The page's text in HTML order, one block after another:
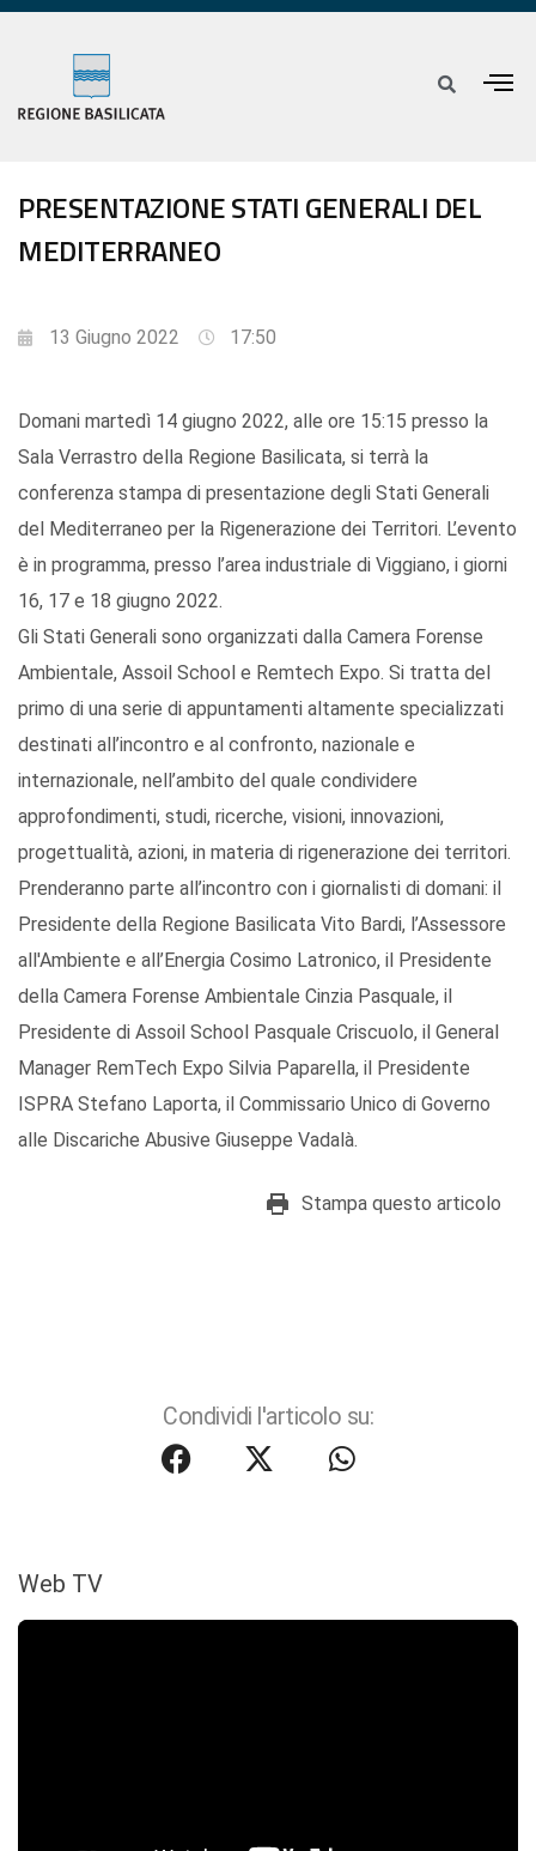
PRESENTAZIONE STATI GENERALI DEL
MEDITERRANEO
13 Giugno 2022 17:50
Domani martedì 14 giugno 2022, alle ore 15:15 presso la
Sala Verrastro della Regione Basilicata, si terrà la
conferenza stampa di presentazione degli Stati Generali
del Mediterraneo per la Rigenerazione dei Territori. L’evento
è in programma, presso l’area industriale di Viggiano, i giorni
16, 17 e 18 giugno 2022.
Gli Stati Generali sono organizzati dalla Camera Forense
Ambientale, Assoil School e Remtech Expo. Si tratta del
primo di una serie di appuntamenti altamente specializzati
destinati all’incontro e al confronto, nazionale e
internazionale, nell’ambito del quale condividere
approfondimenti, studi, ricerche, visioni, innovazioni,
progettualità, azioni, in materia di rigenerazione dei territori.
Prenderanno parte all’incontro con i giornalisti di domani: il
Presidente della Regione Basilicata Vito Bardi, l’Assessore
all'Ambiente e all’Energia Cosimo Latronico, il Presidente
della Camera Forense Ambientale Cinzia Pasquale, il
Presidente di Assoil School Pasquale Criscuolo, il General
Manager RemTech Expo Silvia Paparella, il Presidente
ISPRA Stefano Laporta, il Commissario Unico di Governo
alle Discariche Abusive Giuseppe Vadalà.
Stampa questo articolo
Condividi l'articolo su:
Web TV